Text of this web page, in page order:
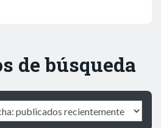
de búsqueda